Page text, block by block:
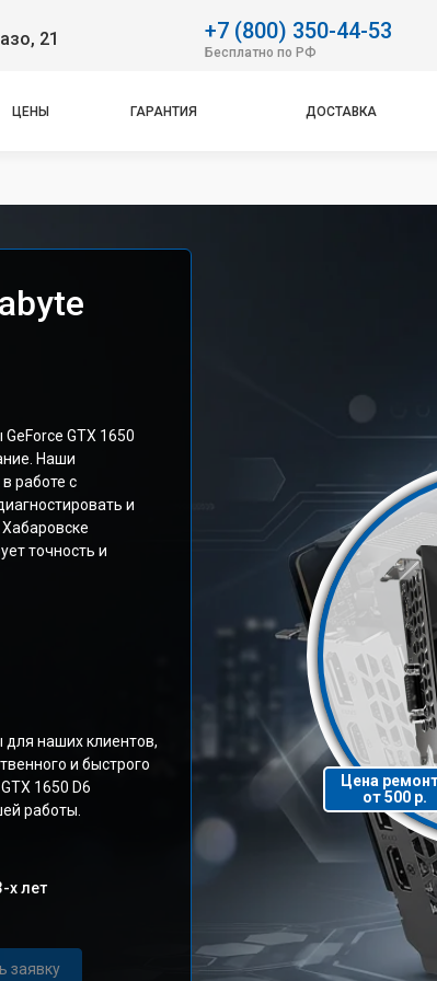
21 +7 (800) 350-44-53
Бесплатно по РФ
ЦЕНЫ ГАРАНТИЯ ДОСТАВКА
GTX 1650
Наши
работе с
и
точность и
наших клиентов,
и быстрого
1650 D6
работы.
х лет
заявку
Цена
от 500 р.